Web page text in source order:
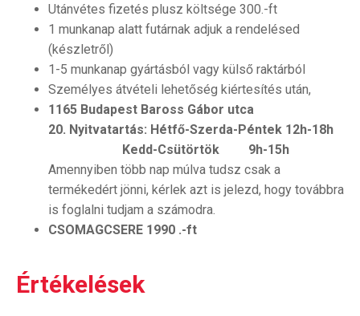
Utánvétes fizetés plusz költsége 300.-ft
1 munkanap alatt futárnak adjuk a rendelésed
(készletről)
1-5 munkanap gyártásból vagy külső raktárból
Személyes átvételi lehetőség kiértesítés után,
1165 Budapest Baross Gábor utca
20. Nyitvatartás: Hétfő-Szerda-Péntek 12h-18h
Kedd-Csütörtök 9h-15h
Amennyiben több nap múlva tudsz csak a
termékedért jönni, kérlek azt is jelezd, hogy továbbra
is foglalni tudjam a számodra.
CSOMAGCSERE 1990 .-ft
Értékelések